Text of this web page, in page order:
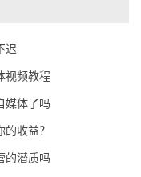
迟
视频教程
媒体了吗
收益？
的潜质吗